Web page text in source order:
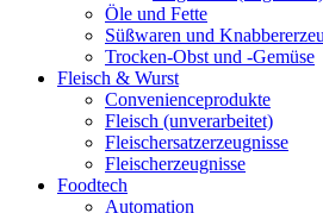
Öle und Fette
Süßwaren und
Trocken-Obst und -Gemüse
Fleisch & Wurst
Convenienceprodukte
Fleisch (unverarbeitet)
Fleischersatzerzeugnisse
Fleischerzeugnisse
Foodtech
Automation